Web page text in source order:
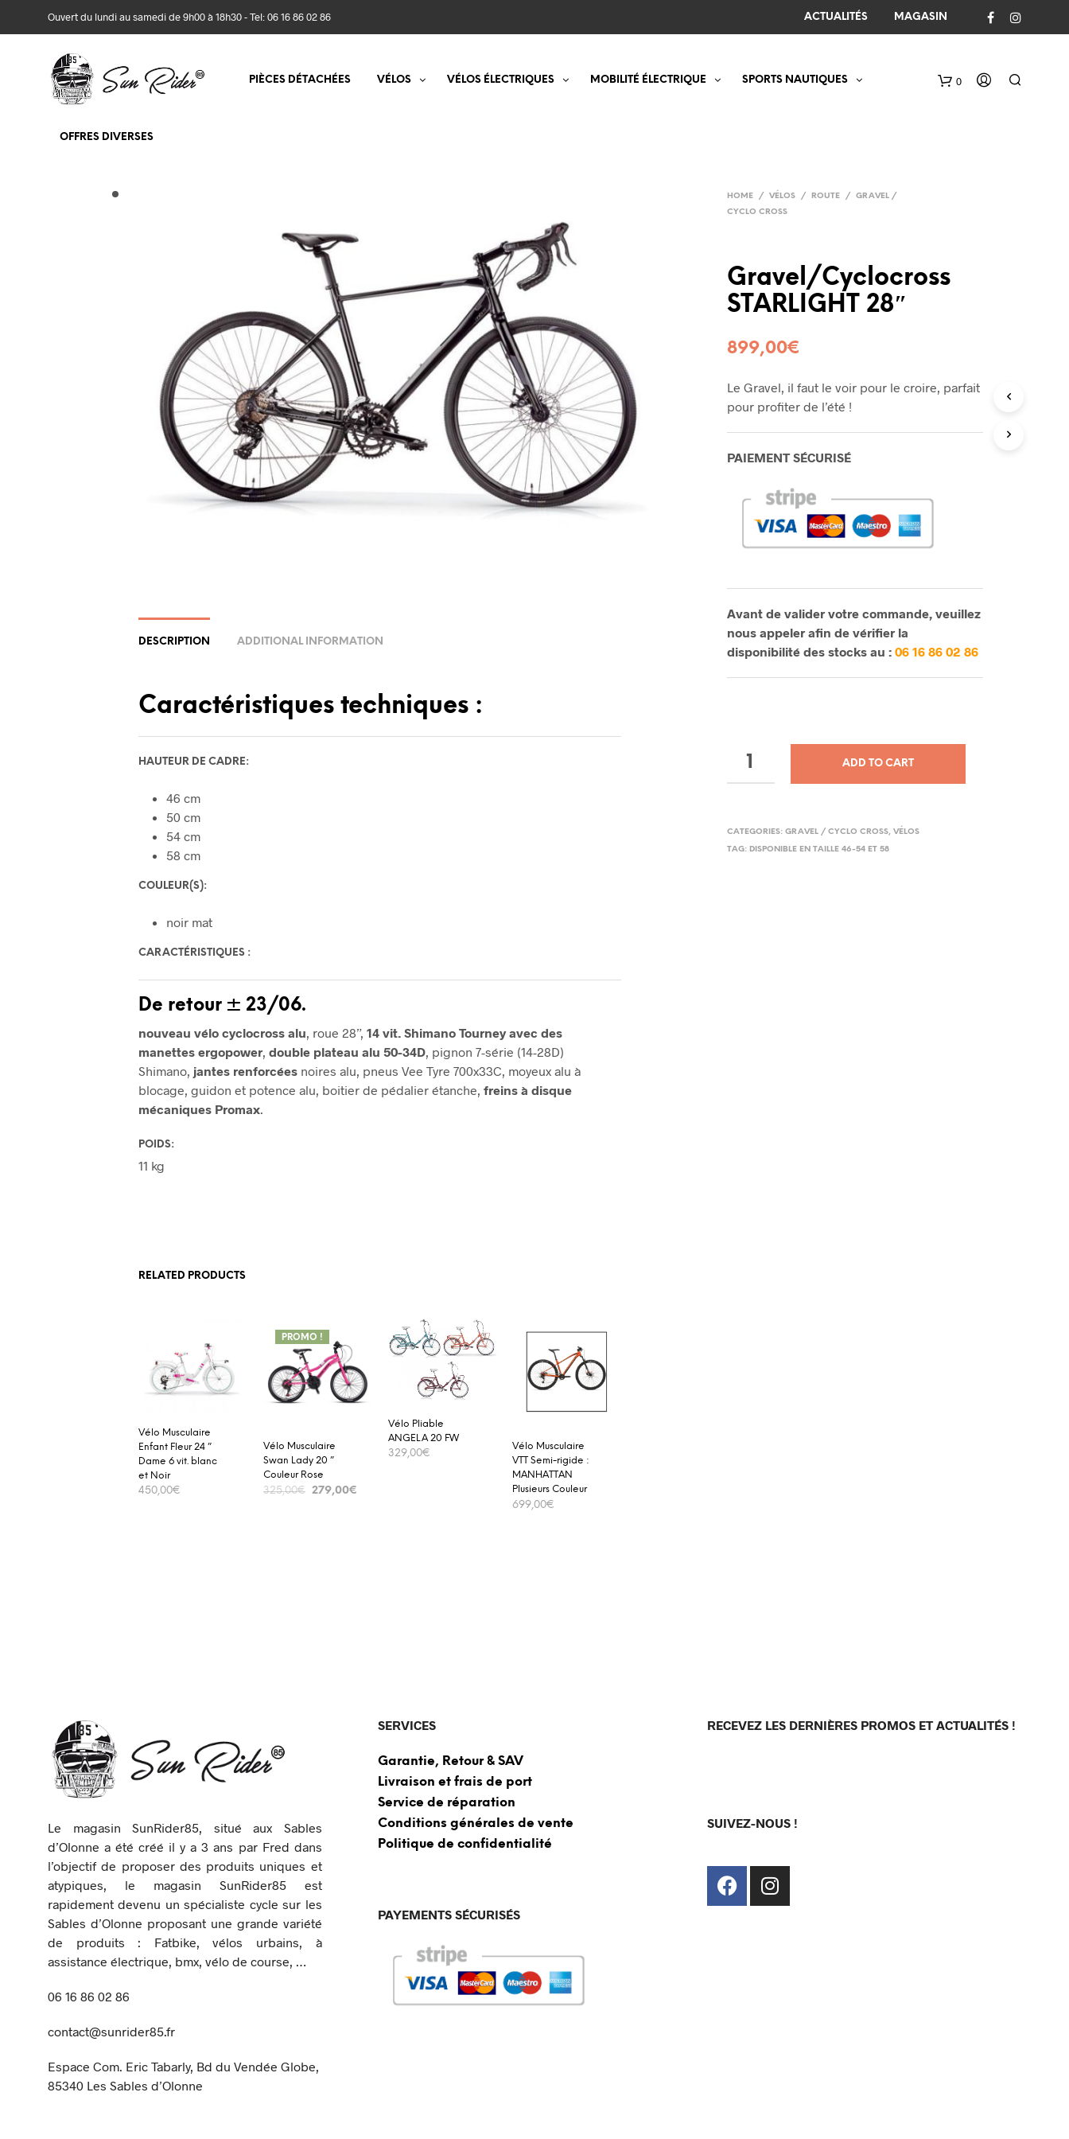
Ouvert du lundi au samedi de 9h00 à 18h30 - Tel: 06 16 86 02 86 ACTUALITÉS MAGASIN
0
PIÈCES DÉTACHÉES VÉLOS VÉLOS ÉLECTRIQUES MOBILITÉ ÉLECTRIQUE SPORTS NAUTIQUES
OFFRES DIVERSES
HOME / VÉLOS / ROUTE /
GRAVEL /
CYCLO CROSS
Gravel/Cyclocross
STARLIGHT 28″
899,00€
Le Gravel, il faut le voir pour le croire, parfait
pour profiter de l’été !
PAIEMENT SÉCURISÉ
Avant de valider votre commande, veuillez
nous appeler afin de vérifier la
disponibilité des stocks au : 06 16 86 02 86
ADD TO CART
CATEGORIES: GRAVEL / CYCLO CROSS, VÉLOS
TAG: DISPONIBLE EN TAILLE 46-54 ET 58
DESCRIPTION ADDITIONAL INFORMATION
Caractéristiques techniques :
HAUTEUR DE CADRE:
46 cm
50 cm
54 cm
58 cm
COULEUR(S):
noir mat
CARACTÉRISTIQUES :
De retour ± 23/06.
nouveau vélo cyclocross alu , roue 28”,14 vit. Shimano Tourney avec des
manettes ergopower ,double plateau alu 50-34D , pignon 7-série (14-28D)
Shimano, jantes renforcées noires alu, pneus Vee Tyre 700x33C, moyeux alu à
blocage, guidon et potence alu, boitier de pédalier étanche,freins à disque
mécaniques Promax
POIDS:
11 kg
RELATED PRODUCTS
Vélo Musculaire
Enfant Fleur 24 ”
Dame 6 vit. blanc
et Noir
450,00€
PROMO !
Vélo Musculaire
Swan Lady 20 ”
Couleur Rose
325,00€ 279,00€
Vélo Pliable
ANGELA 20 FW
329,00€
Vélo Musculaire
VTT Semi-rigide :
MANHATTAN
Plusieurs Couleur
699,00€
Le magasin SunRider85, situé aux Sables
d’Olonne a été créé il y a 3 ans par Fred dans
l’objectif de proposer des produits uniques et
atypiques, le magasin SunRider85 est
rapidement devenu un spécialiste cycle sur les
Sables d’Olonne proposant une grande variété
de produits : Fatbike, vélos urbains, à
assistance électrique, bmx, vélo de course, …
06 16 86 02 86
contact@sunrider85.fr
Espace Com. Eric Tabarly, Bd du Vendée Globe,
85340 Les Sables d’Olonne
SERVICES
Garantie, Retour & SAV
Livraison et frais de port
Service de réparation
Conditions générales de vente
Politique de confidentialité
PAYEMENTS SÉCURISÉS
RECEVEZ LES DERNIÈRES PROMOS ET ACTUALITÉS !
SUIVEZ-NOUS !